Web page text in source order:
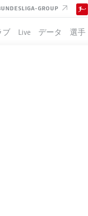
GROUP
ブ Live データ 選手